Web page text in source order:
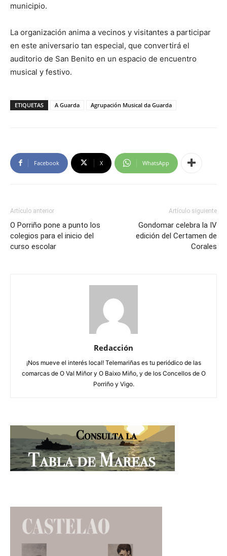
municipio.
La organización anima a vecinos y visitantes a participar
en este aniversario tan especial, que convertirá el
auditorio de San Benito en un espacio de encuentro
musical y festivo.
ETIQUETAS A Guarda Agrupación Musical da Guarda
Facebook X WhatsApp
Artículo anterior
O Porriño pone a punto los
colegios para el inicio del
curso escolar
Artículo siguiente
Gondomar celebra la IV
edición del Certamen de
Corales
Redacción
¡Nos mueve el interés local! Telemariñas es tu periódico de las
comarcas de O Val Miñor y O Baixo Miño, y de los Concellos de O
Porriño y Vigo.